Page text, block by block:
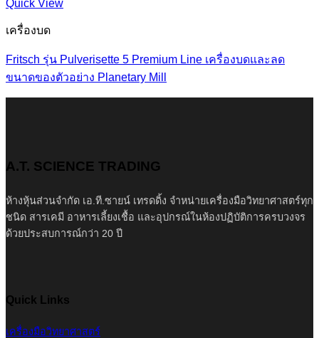
Quick View
เครื่องบด
Fritsch รุ่น Pulverisette 5 Premium Line เครื่องบดและลด
ขนาดของตัวอย่าง Planetary Mill
A.T. SCIENCE TRADING
ห้างหุ้นส่วนจำกัด เอ.ที.ซายน์ เทรดดิ้ง จำหน่ายเครื่องมือวิทยาศาสตร์ทุก
ชนิด สารเคมี อาหารเลี้ยงเชื้อ และอุปกรณ์ในห้องปฏิบัติการครบวงจร
ด้วยประสบการณ์กว่า 20 ปี
Quick Links
เครื่องมือวิทยาศาสตร์